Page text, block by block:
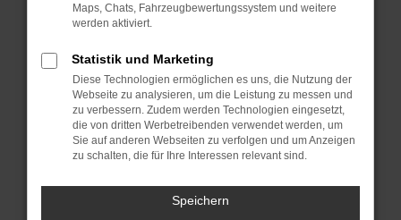
Prüfe deine Browsererweiterungen.
Manche Erweiterungen, wie Werbeblocker,
können das Laden bestimmter Seiten
verhindern. Funktioniert die Seite in einem
anderen Browser oder in einem privaten
Fenster?
Starte dein Gerät neu.
vorübergehende Probleme zu beheben.
Maps, Chats, Fahrzeugbewertungssystem und weitere
werden aktiviert.
Statistik und Marketing
Diese Technologien ermöglichen es uns, die Nutzung der
Webseite zu analysieren, um die Leistung zu messen und
zu verbessern. Zudem werden Technologien eingesetzt,
die von dritten Werbetreibenden verwendet werden, um
Sie auf anderen Webseiten zu verfolgen und um Anzeigen
zu schalten, die für Ihre Interessen relevant sind.
Speichern